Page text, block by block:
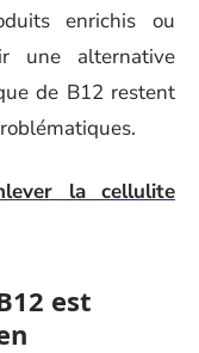
enrichis ou
une alternative
de B12 restent
la cellulite
est